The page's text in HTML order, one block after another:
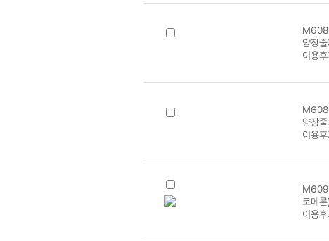
양장
이용
양장
이용
코메
이용